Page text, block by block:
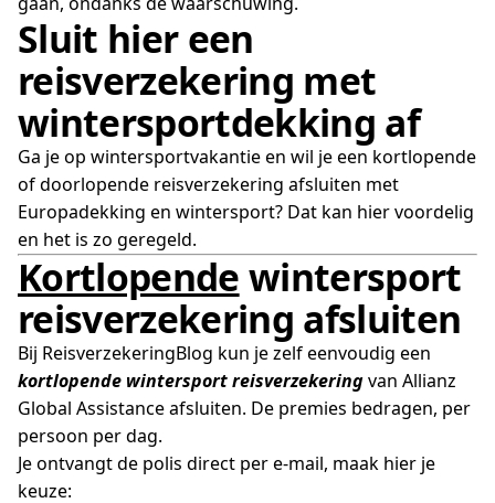
Sluit hier een
reisverzekering met
wintersportdekking af
Ga je op wintersportvakantie en wil je een kortlopende
of doorlopende reisverzekering afsluiten met
Europadekking en wintersport? Dat kan hier voordelig
en het is zo geregeld.
Kortlopendewintersport
reisverzekering afsluiten
Bij ReisverzekeringBlog kun je zelf eenvoudig een
kortlopende wintersport reisverzekeringvan Allianz
Global Assistance afsluiten. De premies bedragen, per
persoon per dag.
Je ontvangt de polis direct per e-mail, maak hier je
keuze: